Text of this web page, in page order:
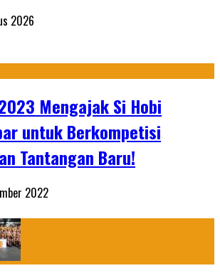
2026
Mengajak Si Hobi
untuk Berkompetisi
Tantangan Baru!
2022